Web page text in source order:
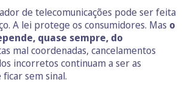
de telecomunicações pode ser feita
A lei protege os consumidores. Mas o
quase sempre, do
mal coordenadas, cancelamentos
incorretos continuam a ser as
ficar sem sinal.